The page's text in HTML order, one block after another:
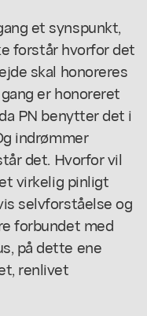
et synspunkt,
forstår hvorfor det
skal honoreres
er honoreret
PN benytter det i
indrømmer
det. Hvorfor vil
virkelig pinligt
selvforståelse og
forbundet med
på dette ene
renlivet